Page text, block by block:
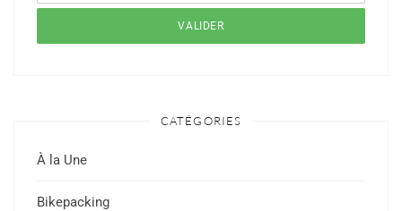
CATÉGORIES
À la Une
Bikepacking